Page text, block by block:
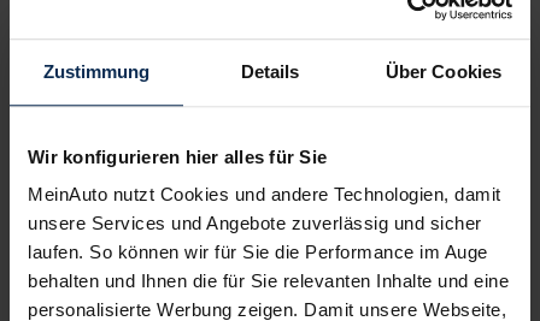
Zustimmung Details Über Cookies
Wir konfigurieren hier alles für Sie
MeinAuto nutzt Cookies und andere Technologien, damit
unsere Services und Angebote zuverlässig und sicher
laufen. So können wir für Sie die Performance im Auge
behalten und Ihnen die für Sie relevanten Inhalte und eine
personalisierte Werbung zeigen. Damit unsere Webseite,
weniger Federungskomfort als ein C3
Aircross
Während der kann man sich im Opel Frontera auf
ein neutral abgestimmtes und gut gefedertes
Aircross reicht der Komfort im Opel jedoch nicht
heran. Möglichkeiten, den Federungskomfort zu
erhöhen, gibt es keine. Der Wendekreis bleibt auch
so wie er ist: mit 11,5 Metern wenig agil. Bei der
Fahrt mit Anhänger ist das aber ein Vorteil. Der
Frontera darf 1.250 Kilo ziehen, das passt. Die
Dach- und Stützlast sind 50 respektive 65 Kilo